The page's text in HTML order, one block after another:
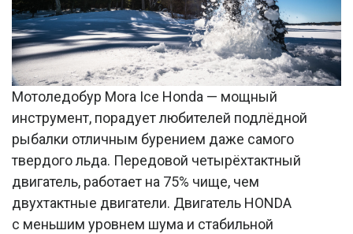
Мотоледобур Mora Ice Honda — мощный
инструмент, порадует любителей подлёдной
рыбалки отличным бурением даже самого
твердого льда. Передовой четырёхтактный
двигатель, работает на 75% чище, чем
двухтактные двигатели. Двигатель HONDA
с меньшим уровнем шума и стабильной